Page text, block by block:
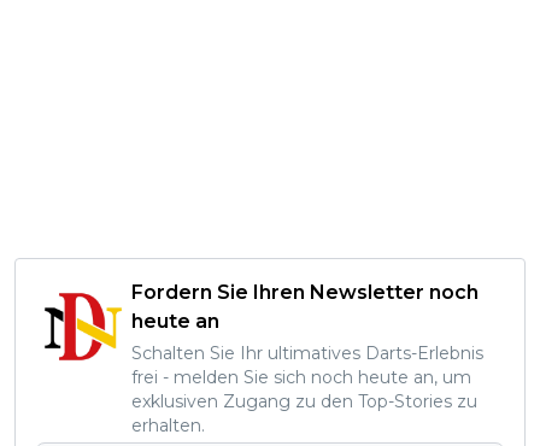
Fordern Sie Ihren Newsletter noch
heute an
Schalten Sie Ihr ultimatives Darts-Erlebnis
frei - melden Sie sich noch heute an, um
exklusiven Zugang zu den Top-Stories zu
erhalten.